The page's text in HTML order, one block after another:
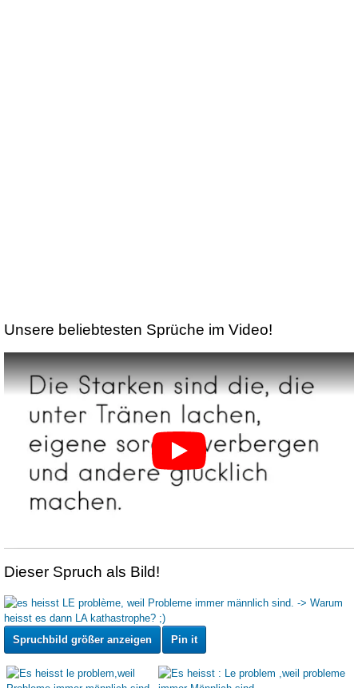
Unsere beliebtesten Sprüche im Video!
Dieser Spruch als Bild!
Spruchbild größer anzeigen Pin it